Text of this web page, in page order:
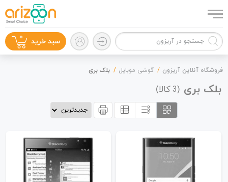
لوازم جانبی
سبد خرید 0
فروشگاه آنلاین آریزون گوشی موبایل بلک بری
بلک بری (
3کالا)